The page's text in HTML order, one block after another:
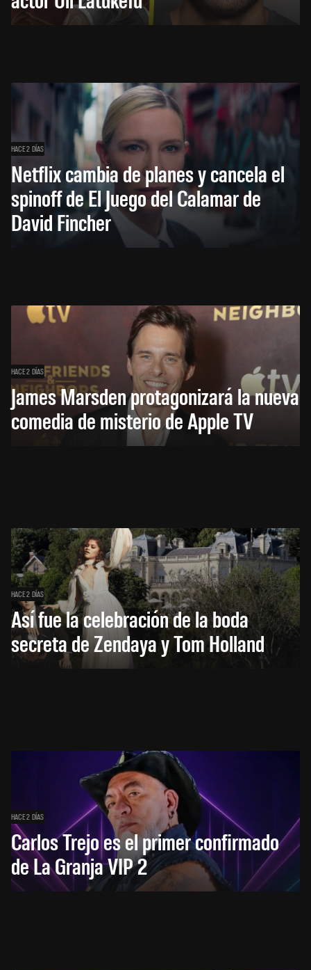
HACE 2 DÍAS
Netflix cambia de planes y cancela el
spinoff de El Juego del Calamar de
David Fincher
HACE 2 DÍAS
James Marsden protagonizará la nueva
comedia de misterio de Apple TV
HACE 2 DÍAS
Así fue la celebración de la boda
secreta de Zendaya y Tom Holland
HACE 2 DÍAS
Carlos Trejo es el primer confirmado
de La Granja VIP 2